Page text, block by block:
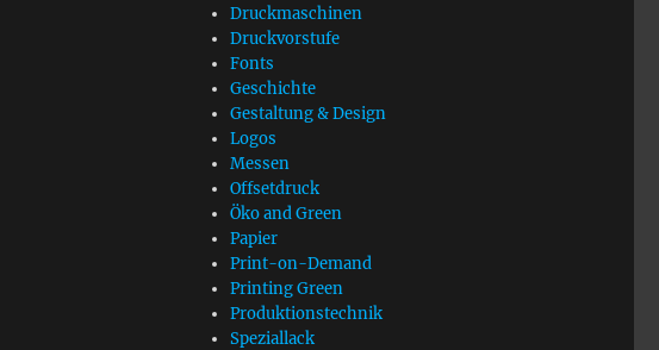
Druckmaschinen
Druckvorstufe
Fonts
Geschichte
Gestaltung & Design
Logos
Messen
Offsetdruck
Öko and Green
Papier
Print-on-Demand
Printing Green
Produktionstechnik
Speziallack